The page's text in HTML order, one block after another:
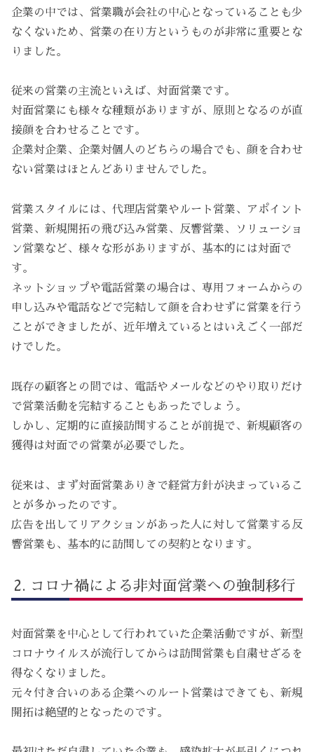
企業の中では、営業職が会社の中心となっていることも少
なくないため、営業の在り方というものが非常に重要とな
りました。
従来の営業の主流といえば、対面営業です。
対面営業にも様々な種類がありますが、原則となるのが直
接顔を合わせることです。
企業対企業、企業対個人のどちらの場合でも、顔を合わせ
ない営業はほとんどありませんでした。
営業スタイルには、代理店営業やルート営業、アポイント
営業、新規開拓の飛び込み営業、反響営業、ソリューショ
ン営業など、様々な形がありますが、基本的には対面で
す。
ネットショップや電話営業の場合は、専用フォームからの
申し込みや電話などで完結して顔を合わせずに営業を行う
ことができましたが、近年増えているとはいえごく一部だ
けでした。
既存の顧客との間では、電話やメールなどのやり取りだけ
で営業活動を完結することもあったでしょう。
しかし、定期的に直接訪問することが前提で、新規顧客の
獲得は対面での営業が必要でした。
従来は、まず対面営業ありきで経営方針が決まっているこ
とが多かったのです。
広告を出してリアクションがあった人に対して営業する反
響営業も、基本的に訪問しての契約となります。
コロナ禍による非対面営業への強制移行
対面営業を中心として行われていた企業活動ですが、新型
コロナウイルスが流行してからは訪問営業も自粛せざるを
得なくなりました。
元々付き合いのある企業へのルート営業はできても、新規
開拓は絶望的となったのです。